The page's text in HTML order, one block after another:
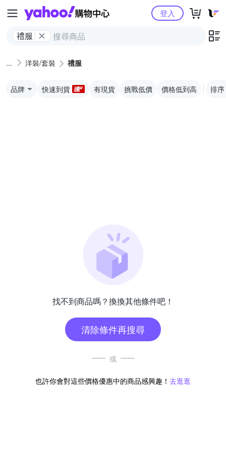
Yahoo購物中心
禮服
登入
洋裝/套裝 禮服
品牌 快速到貨 有現貨 挑戰低價 價格低到高 排序
找不到商品嗎？換換其他條件吧！
清除條件再搜尋
或
也許你會對這些價格優惠中的商品感興趣！ 去逛逛